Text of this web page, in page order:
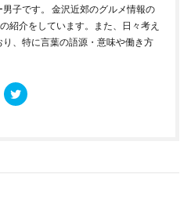
子です。 金沢近郊のグルメ情報の
紹介をしています。また、日々考え
、特に言葉の語源・意味や働き方